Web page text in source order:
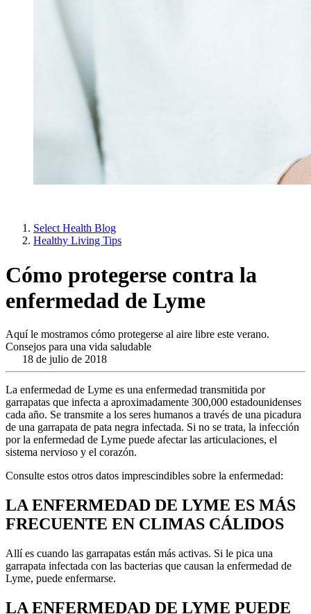
Select Health Blog
Healthy Living Tips
Cómo protegerse contra la
enfermedad de Lyme
Aquí le mostramos cómo protegerse al aire libre este verano.
Consejos para una vida saludable
18 de julio de 2018
La enfermedad de Lyme es una enfermedad transmitida por
garrapatas que infecta a aproximadamente 300,000 estadounidenses
cada año. Se transmite a los seres humanos a través de una picadura
de una garrapata de pata negra infectada. Si no se trata, la infección
por la enfermedad de Lyme puede afectar las articulaciones, el
sistema nervioso y el corazón.
Consulte estos otros datos imprescindibles sobre la enfermedad:
LA ENFERMEDAD DE LYME ES MÁS
FRECUENTE EN CLIMAS CÁLIDOS
Allí es cuando las garrapatas están más activas. Si le pica una
garrapata infectada con las bacterias que causan la enfermedad de
Lyme, puede enfermarse.
LA ENFERMEDAD DE LYME PUEDE